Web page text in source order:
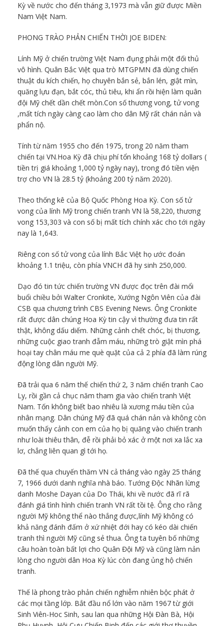
Kỳ về nước cho đến tháng 3,1973 mà vẫn giữ được Miền
Nam Việt Nam.
PHONG TRÀO PHẢN CHIẾN THỜI JOE BIDEN:
Lính Mỹ ở chiến trường Việt Nam đụng phải một đối thủ
vô hình. Quân Bắc Việt qua trò MTGPMN đã dùng chiến
thuật du kích chiến, họ chuyên bắn sẻ, bắn lén, giật mìn,
quăng lựu đạn, bắt cóc, thủ tiêu, khi ẩn rồi hiện làm quân
đội Mỹ chết dần chết mòn.Con số thương vong, tử vong
,mất tích ngày càng cao làm cho dân Mỹ rất chán nản và
phẩn nộ.
Tính từ năm 1955 cho đến 1975, trong 20 năm tham
chiến tại VN.Hoa Kỳ đã chịu phí tổn khoảng 168 tỷ dollars (
tiền trị giá khoảng 1,000 tỷ ngày nay), trong đó tiền viện
trợ cho VN là 28.5 tỷ (khoảng 200 tỷ năm 2020).
Theo thống kê của Bộ Quốc Phòng Hoa Kỳ. Con số tử
vong của lính Mỹ trong chiến tranh VN là 58,220, thương
vong 153,303 và con số bị mất tích chính xác cho tới ngày
nay là 1,643.
Riêng con số tử vong của lính Bắc Việt họ ước đoán
khoảng 1.1 triệu, còn phía VNCH đã hy sinh 250,000.
Dạo đó tin tức chiến trường VN được đọc trên đài mổi
buổi chiều bởi Walter Cronkite, Xướng Ngôn Viên của đài
CSB qua chương trình CBS Evening News. Ông Cronkite
rất được dân chúng Hoa Kỳ tin cậy vì thường đưa tin rất
thật, không dấu diếm. Những cảnh chết chóc, bị thương,
những cuộc giao tranh đẫm máu, những trò giật mìn phá
hoại tay chân máu me què quặt của cả 2 phía đã làm rúng
động lòng dân người Mỹ.
Đã trải qua 6 năm thế chiến thứ 2, 3 năm chiến tranh Cao
Ly, rồi gần cả chục năm tham gia vào chiến tranh Việt
Nam. Tốn không biết bao nhiêu là xương máu tiền của
nhân mạng. Dân chúng Mỹ đã quá chán nản và không còn
muốn thấy cảnh con em của họ bị quăng vào chiến tranh
như loài thiêu thân, đễ rồi phải bỏ xác ở một nơi xa lắc xa
lơ, chẳng liên quan gì tới họ.
Đã thế qua chuyến thăm VN cả tháng vào ngày 25 tháng
7, 1966 dưới danh nghĩa nhà báo. Tướng Độc Nhãn lừng
danh Moshe Dayan của Do Thái, khi về nước đã rĩ rã
đánh giá tình hình chiến tranh VN rất tồi tệ. Ông cho rằng
người Mỹ không thể nào thắng được,lính Mỹ không có
khả năng đánh đấm ở xứ nhiệt đới hay có kéo dài chiến
tranh thì người Mỹ cũng sẻ thua. Ông ta tuyên bố những
câu hoàn toàn bất lợi cho Quân Đội Mỹ và cũng làm nản
lòng cho người dân Hoa Kỳ lúc còn đang ủng hộ chiến
tranh.
Thế là phong trào phản chiến nghiễm nhiên bộc phát ở
các mọi tầng lớp. Bắt đầu nổ lớn vào năm 1967 từ giới
Sinh Viên-Hoc Sinh, sau lan qua những Hội Đàn Bà, Hội